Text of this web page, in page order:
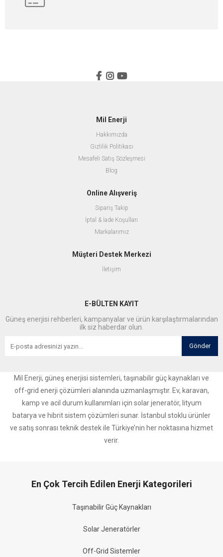
Mil Enerji
Hakkımızda
Gizlilik Politikası
Mesafeli Satış Sözleşmesi
Blog
Online Alışveriş
Sipariş Takip
İptal & İade Koşulları
Markalarımız
Müşteri Destek Merkezi
İletişim
E-BÜLTEN KAYIT
Güneş enerjisi rehberleri, kampanyalar ve ürün karşılaştırmalarından
ilk siz haberdar olun.
Gönder
Mil Enerji, güneş enerjisi sistemleri, taşınabilir güç kaynakları ve
off-grid enerji çözümleri alanında uzmanlaşmıştır. Ev, karavan,
kamp ve acil durum kullanımları için solar jeneratör, lityum
batarya ve hibrit sistem çözümleri sunar. İstanbul stoklu ürünler
ve satış sonrası teknik destek ile Türkiye’nin her noktasına hizmet
verir.
En Çok Tercih Edilen Enerji Kategorileri
Taşınabilir Güç Kaynakları
Solar Jeneratörler
Off-Grid Sistemler